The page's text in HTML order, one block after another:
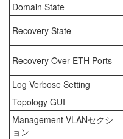
Domain State
Recovery State
Recovery Over ETH Ports
Log Verbose Setting
Topology GUI
Management VLANセクシ
ョン